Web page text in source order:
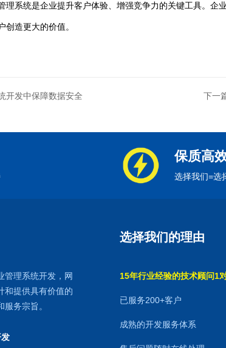
理系统是企业提升客户体验、增强竞争力的关键工具。企
创造更大的价值。
开发中保障数据安全 下一
保质高
选择我们=选
管理系统开发， 网
和提供具有价值的
务宗旨。
选择我们的理由
15年行业经验的技术顾问1
已服务200+客户
成熟的开发服务体系